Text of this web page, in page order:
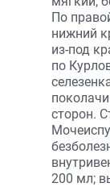
По
нижний
из-под
по
сторон.
200 мл;